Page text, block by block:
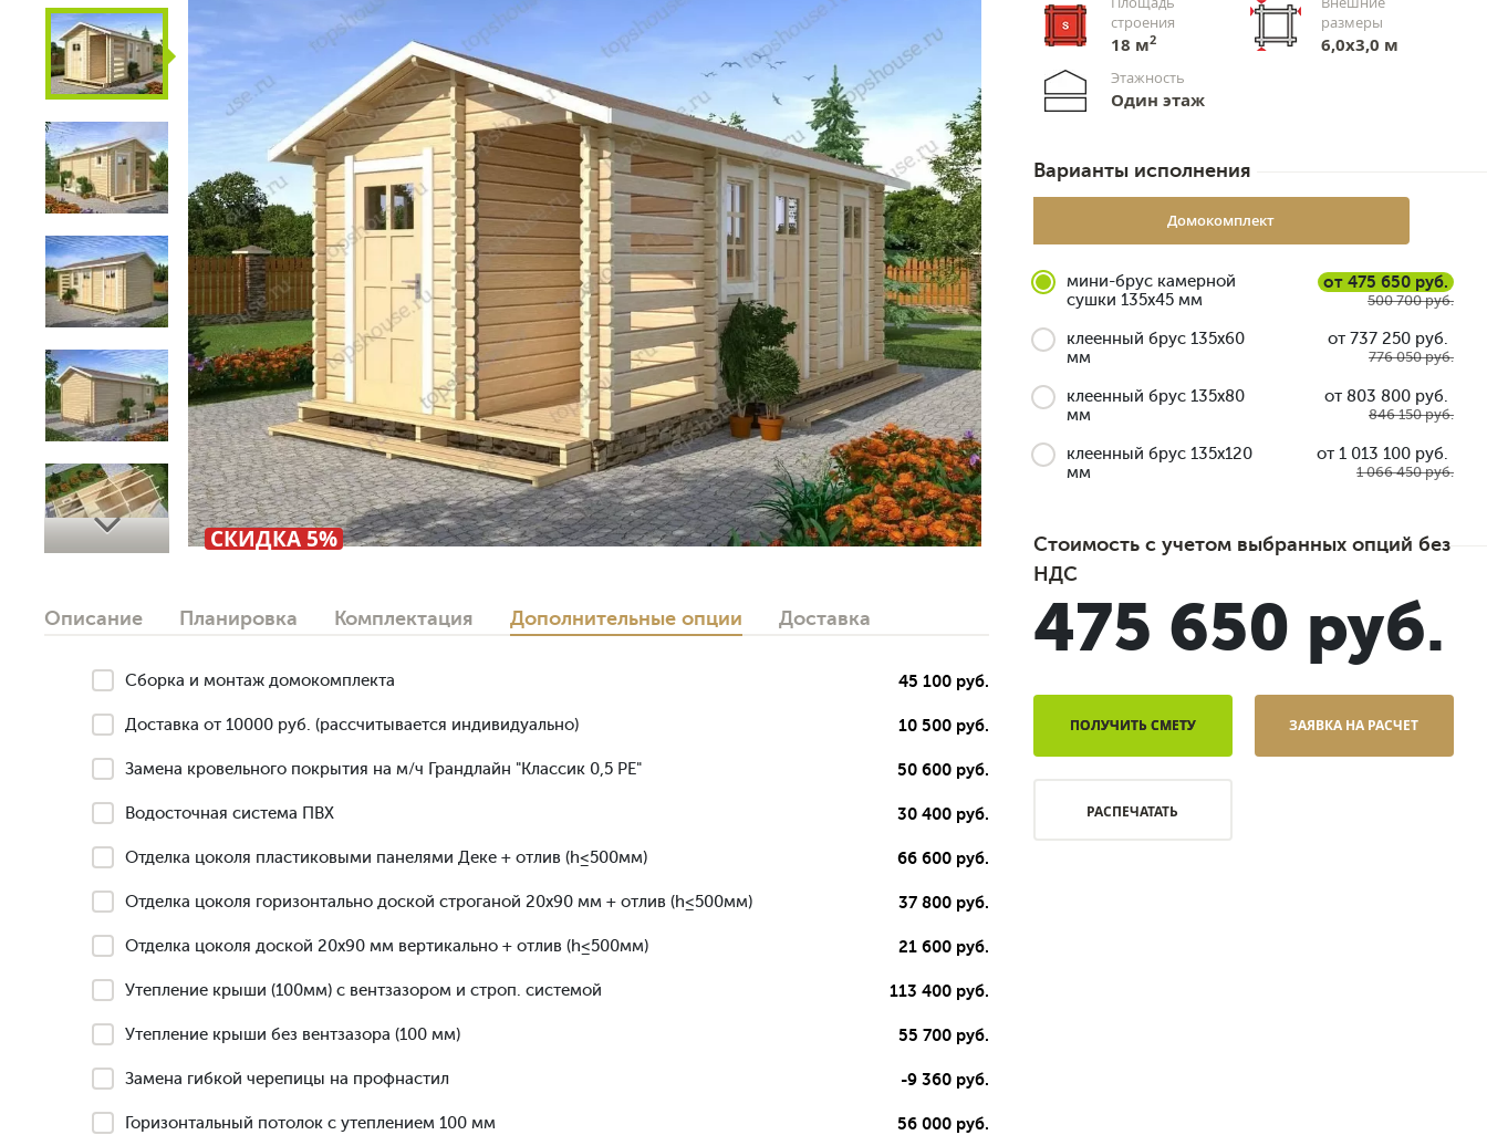
Next СКИДКА 5%
Описание Планировка Комплектация Дополнительные опции Доставка
Сборка и монтаж домокомплекта 45 100 руб.
Доставка от 10000 руб. (рассчитывается индивидуально) 10 500 руб.
Замена кровельного покрытия на м/ч Грандлайн "Классик 0,5 РЕ" 50 600 руб.
Водосточная система ПВХ 30 400 руб.
Отделка цоколя пластиковыми панелями Деке + отлив (h≤500мм) 66 600 руб.
Отделка цоколя горизонтально доской строганой 20х90 мм + отлив (h≤500мм) 37 800 руб.
Отделка цоколя доской 20х90 мм вертикально + отлив (h≤500мм) 21 600 руб.
Утепление крыши (100мм) с вентзазором и строп. системой 113 400 руб.
Утепление крыши без вентзазора (100 мм) 55 700 руб.
Замена гибкой черепицы на профнастил -9 360 руб.
Горизонтальный потолок с утеплением 100 мм 56 000 руб.
строения
18 м2
размеры
6,0х3,0 м
Этажность
Один этаж
Варианты исполнения
Домокомплект
мини-брус камерной
сушки 135x45 мм
от 475 650 руб.
500 700 руб.
клеенный брус 135x60
мм
от 737 250 руб.
776 050 руб.
клеенный брус 135x80
мм
от 803 800 руб.
846 150 руб.
клеенный брус 135x120
мм
от 1 013 100 руб.
1 066 450 руб.
Стоимость с учетом выбранных опций без
НДС
475 650 руб.
ПОЛУЧИТЬ СМЕТУ ЗАЯВКА НА РАСЧЕТ
РАСПЕЧАТАТЬ